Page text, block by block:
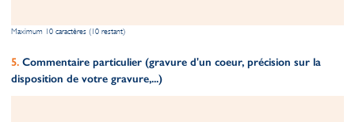
Maximum 10 caractères (10 restant)
Commentaire particulier (gravure d'un coeur, précision sur la
disposition de votre gravure,...)